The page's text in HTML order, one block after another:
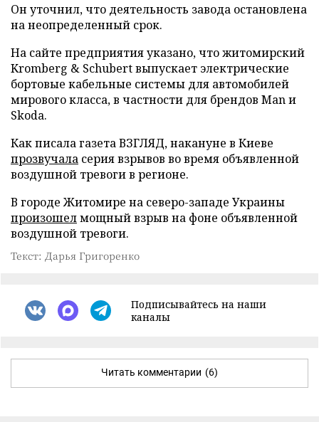
Он уточнил, что деятельность завода остановлена
на неопределенный срок.
На сайте предприятия указано, что житомирский
Kromberg & Schubert выпускает электрические
бортовые кабельные системы для автомобилей
мирового класса, в частности для брендов Man и
Skoda.
Как писала газета ВЗГЛЯД, накануне в Киеве
прозвучала серия взрывов во время объявленной
воздушной тревоги в регионе.
В городе Житомире на северо-западе Украины
произошелмощный взрыв на фоне объявленной
воздушной тревоги.
Текст: Дарья Григоренко
Подписывайтесь на наши
каналы
Читать комментарии (6)